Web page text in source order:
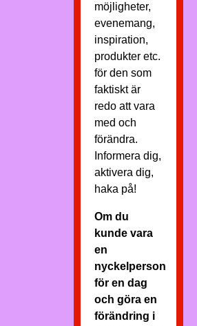
möjligheter,
evenemang,
inspiration,
produkter etc.
för den som
faktiskt är
redo att vara
med och
förändra.
Informera dig,
aktivera dig,
haka på!
Om du
kunde vara
en
nyckelperson
för en dag
och göra en
förändring i